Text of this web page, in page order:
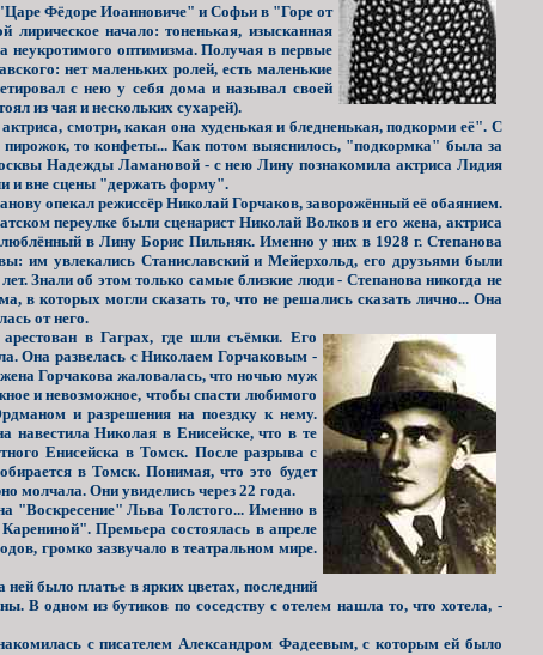
Фёдоре Иоанновиче" и Софьи в "Горе от
начало: тоненькая, изысканная
неукротимого оптимизма. Получая в первые
нет маленьких ролей, есть маленькие
с нею у себя дома и называл своей
из чая и нескольких сухарей).
смотри, какая она худенькая и бледненькая, подкорми её". С
то конфеты... Как потом выяснилось, "подкормка" была за
Надежды Ламановой - с нею Лину познакомила актриса Лидия
и вне сцены "держать форму".
опекал режиссёр Николай Горчаков, заворожённый её обаянием.
переулке были сценарист Николай Волков и его жена, актриса
в Лину Борис Пильняк. Именно у них в 1928 г. Степанова
им увлекались Станиславский и Мейерхольд, его друзьями были
Знали об этом только самые близкие люди - Степанова никогда не
которых могли сказать то, что не решались сказать лично... Она
от него.
в Гаграх, где шли съёмки. Его
Она развелась с Николаем Горчаковым -
Горчакова жаловалась, что ночью муж
и невозможное, чтобы спасти любимого
и разрешения на поездку к нему.
навестила Николая в Енисейске, что в те
Енисейска в Томск. После разрыва с
в Томск. Понимая, что это будет
молчала. Они увиделись через 22 года.
"Воскресение" Льва Толстого... Именно в
Премьера состоялась в апреле
громко зазвучало в театральном мире.
было платье в ярких цветах, последний
В одном из бутиков по соседству с отелем нашла то, что хотела, -
с писателем Александром Фадеевым, с которым ей было